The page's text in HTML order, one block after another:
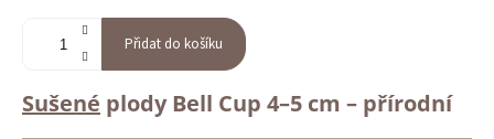
Přidat do košíku
Sušené plody Bell Cup 4–5 cm – přírodní